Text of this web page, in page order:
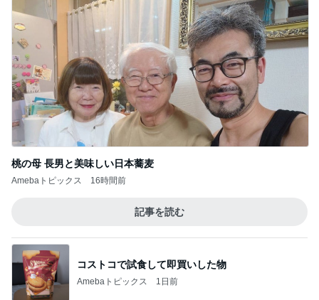
桃の母 長男と美味しい日本蕎麦
Amebaトピックス 16時間前
記事を読む
コストコで試食して即買いした物
Amebaトピックス 1日前